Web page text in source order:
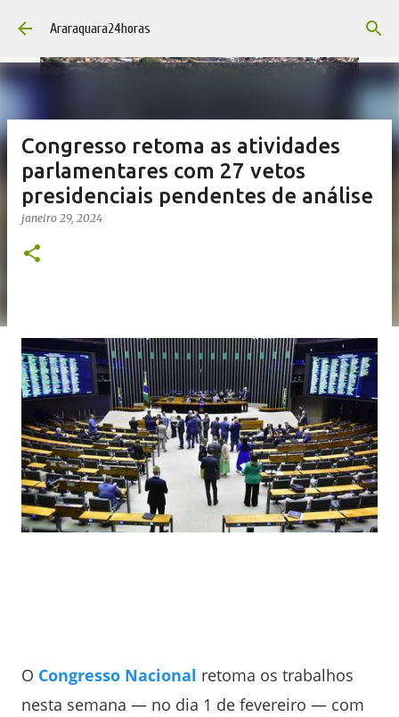
Pular para o conteúdo principal
Araraquara24horas
Congresso retoma as atividades
parlamentares com 27 vetos
presidenciais pendentes de análise
janeiro 29, 2024
O Congresso Nacional retoma os trabalhos
nesta semana — no dia 1 de fevereiro — com